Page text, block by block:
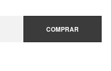
COMPRAR